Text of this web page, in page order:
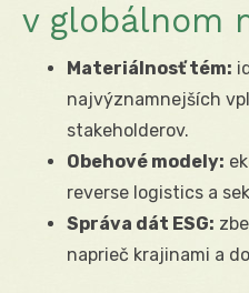
v globálnom
Materiálnosť tém:
najvýznamnejších
stakeholderov.
Obehové modely:
reverse logistics a
Správa dát ESG:
naprieč krajinami a